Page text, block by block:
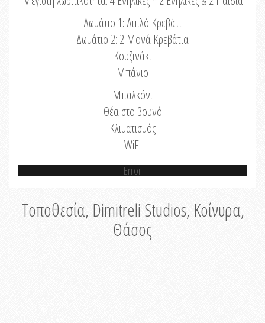
Δωμάτιο 1: Διπλό Κρεβάτι
Δωμάτιο 2: 2 Μονά Κρεβάτια
Κουζινάκι
Μπάνιο
Μπαλκόνι
Θέα στο βουνό
Κλιματισμός
WiFi
Error
Τοποθεσία, Dimitreli Studios, Κοίνυρα,
Θάσος